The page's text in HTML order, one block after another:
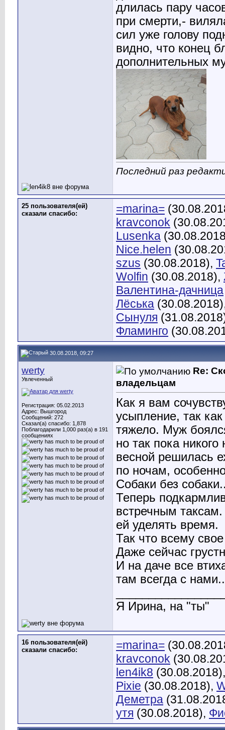
длилась пару
при смерти,-
сил уже голову
видно, что конец
дополнительных
Последний раз
25 пользователя(ей)
сказали cпасибо:
=marina=
kravconok
Lusenka
Nice.helen
szus (30.08.2018),
Wolfin (30.08.2018),
Валентина-дачница
Лёська
Сынуля
Фламинго
30.08.2018, 09:27
werty
Увлеченный
Регистрация: 05.02.2013
Адрес: Вышгород
Сообщений: 272
Сказал(а) спасибо: 1,878
Поблагодарили 1,000 раз(а) в 191
сообщениях
Re:
владельцам
Как я вам
усыпление, так
тяжело. Муж
но так пока
весной решилась
по ночам,
Собаки без
Теперь
встречным
ей уделять время.
Так что всему
Даже сейчас
И на даче все
там всегда с нами..
Я Ирина, на "ты"
16 пользователя(ей)
сказали cпасибо:
=marina=
kravconok
len4ik8
Pixie (30.08.2018),
Деметра
утя (30.08.2018),